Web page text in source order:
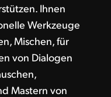
Ihnen
Werkzeuge
Mischen, für
von Dialogen
Mastern von